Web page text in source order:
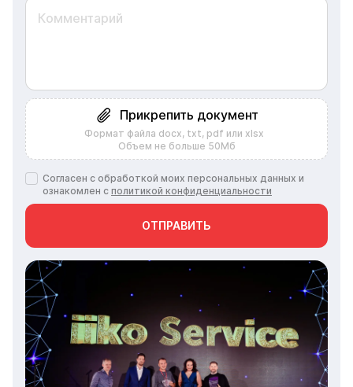
Прикрепить документ
Формат файла docx, txt, pdf или xlsx
Объем не больше 50Мб
Согласен с обработкой моих персональных данных и
ознакомлен с политикой конфиденциальности
ОТПРАВИТЬ